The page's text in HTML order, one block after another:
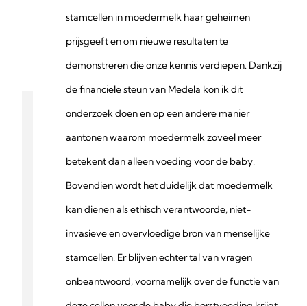
stamcellen in moedermelk haar geheimen
prijsgeeft en om nieuwe resultaten te
demonstreren die onze kennis verdiepen. Dankzij
de financiële steun van Medela kon ik dit
onderzoek doen en op een andere manier
aantonen waarom moedermelk zoveel meer
betekent dan alleen voeding voor de baby.
Bovendien wordt het duidelijk dat moedermelk
kan dienen als ethisch verantwoorde, niet-
invasieve en overvloedige bron van menselijke
stamcellen. Er blijven echter tal van vragen
onbeantwoord, voornamelijk over de functie van